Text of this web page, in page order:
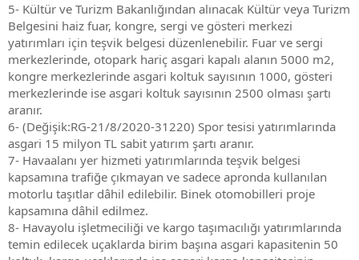
5- Kültür ve Turizm Bakanlığından alınacak Kültür veya Turizm
Belgesini haiz fuar, kongre, sergi ve gösteri merkezi
yatırımları için teşvik belgesi düzenlenebilir. Fuar ve sergi
merkezlerinde, otopark hariç asgari kapalı alanın 5000 m2,
kongre merkezlerinde asgari koltuk sayısının 1000, gösteri
merkezlerinde ise asgari koltuk sayısının 2500 olması şartı
aranır.
6- (Değişik:RG-21/8/2020-31220) Spor tesisi yatırımlarında
asgari 15 milyon TL sabit yatırım şartı aranır.
7- Havaalanı yer hizmeti yatırımlarında teşvik belgesi
kapsamına trafiğe çıkmayan ve sadece apronda kullanılan
motorlu taşıtlar dâhil edilebilir. Binek otomobilleri proje
kapsamına dâhil edilmez.
8- Havayolu işletmeciliği ve kargo taşımacılığı yatırımlarında
temin edilecek uçaklarda birim başına asgari kapasitenin 50